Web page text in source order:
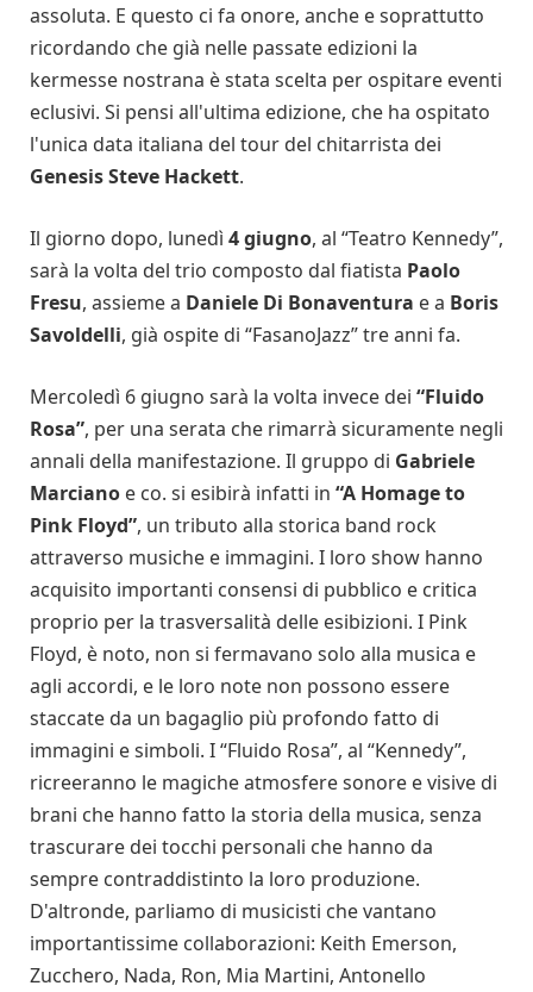
assoluta. E questo ci fa onore, anche e soprattutto
ricordando che già nelle passate edizioni la
kermesse nostrana è stata scelta per ospitare eventi
eclusivi. Si pensi all'ultima edizione, che ha ospitato
l'unica data italiana del tour del chitarrista dei
Genesis Steve Hackett.
Il giorno dopo, lunedì 4 giugno, al “Teatro Kennedy”,
sarà la volta del trio composto dal fiatista Paolo
Fresu, assieme a Daniele Di Bonaventura e a Boris
Savoldelli, già ospite di “FasanoJazz” tre anni fa.
Mercoledì 6 giugno sarà la volta invece dei “Fluido
Rosa”, per una serata che rimarrà sicuramente negli
annali della manifestazione. Il gruppo di Gabriele
Marciano e co. si esibirà infatti in “A Homage to
Pink Floyd”, un tributo alla storica band rock
attraverso musiche e immagini. I loro show hanno
acquisito importanti consensi di pubblico e critica
proprio per la trasversalità delle esibizioni. I Pink
Floyd, è noto, non si fermavano solo alla musica e
agli accordi, e le loro note non possono essere
staccate da un bagaglio più profondo fatto di
immagini e simboli. I “Fluido Rosa”, al “Kennedy”,
ricreeranno le magiche atmosfere sonore e visive di
brani che hanno fatto la storia della musica, senza
trascurare dei tocchi personali che hanno da
sempre contraddistinto la loro produzione.
D'altronde, parliamo di musicisti che vantano
importantissime collaborazioni: Keith Emerson,
Zucchero, Nada, Ron, Mia Martini, Antonello